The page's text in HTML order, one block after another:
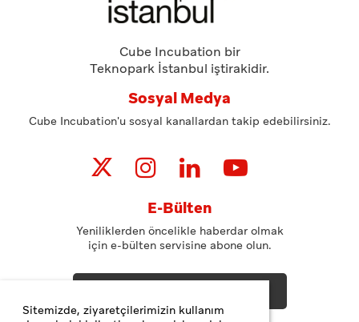
Sitemizde, ziyaretçilerimizin kullanım
Cube Incubation bir
Teknopark İstanbul iştirakidir.
Sosyal Medya
Cube Incubation'u sosyal kanallardan takip edebilirsiniz.
E-Bülten
Yeniliklerden öncelikle haberdar olmak
için e-bülten servisine abone olun.